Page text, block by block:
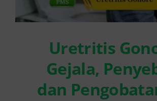
Uretritis
Gejala,
dan